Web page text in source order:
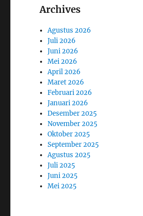
Archives
Agustus 2026
Juli 2026
Juni 2026
Mei 2026
April 2026
Maret 2026
Februari 2026
Januari 2026
Desember 2025
November 2025
Oktober 2025
September 2025
Agustus 2025
Juli 2025
Juni 2025
Mei 2025